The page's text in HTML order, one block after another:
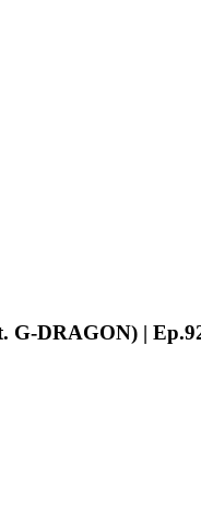
G-DRAGON) |